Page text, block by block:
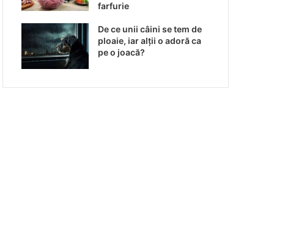
farfurie
De ce unii câini se tem de
ploaie, iar alții o adoră ca
pe o joacă?